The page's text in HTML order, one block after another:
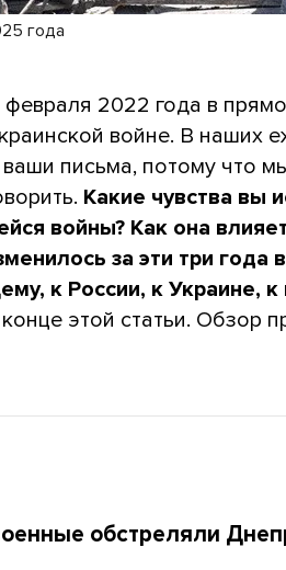
года
2022 года в
войне. В наших
письма, потому что
Какие чувства вы
войны? Как она
за эти три
к России, к Украине, к
этой статьи. Обзор
обстреляли